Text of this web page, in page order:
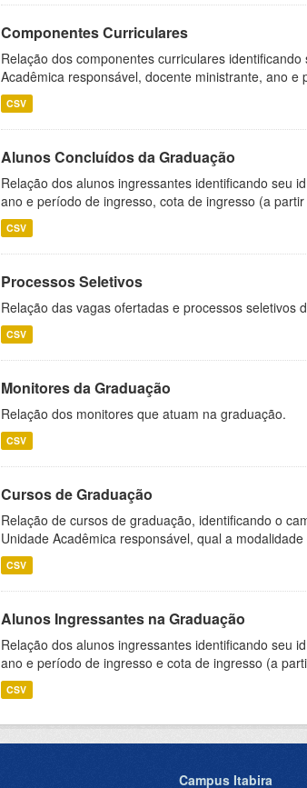
Componentes Curriculares
Relação dos componentes curriculares
Acadêmica responsável, docente ministrante, ano e
CSV
Alunos Concluídos da Graduação
Relação dos alunos ingressantes identificando seu
ano e período de ingresso, cota de ingresso (a partir
CSV
Processos Seletivos
Relação das vagas ofertadas e processos seletivos
CSV
Monitores da Graduação
Relação dos monitores que atuam na graduação.
CSV
Cursos de Graduação
Relação de cursos de graduação, identificando o
Unidade Acadêmica responsável, qual a modalidade
CSV
Alunos Ingressantes na Graduação
Relação dos alunos ingressantes identificando seu
ano e período de ingresso e cota de ingresso (a
CSV
Campus Itabira